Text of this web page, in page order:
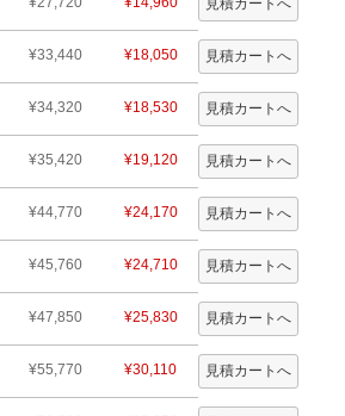
¥33,440 ¥18,050
¥34,320 ¥18,530
¥35,420 ¥19,120
¥44,770 ¥24,170
¥45,760 ¥24,710
¥47,850 ¥25,830
¥55,770 ¥30,110